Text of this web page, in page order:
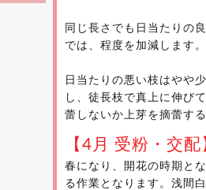
同じ長さでも日当たりの
では、程度を加減します。
日当たりの悪い枝はやや
し、徒長枝で真上に伸び
蕾しないか上芽を摘蕾す
【4月 受粉・交配
春になり、開花の時期と
る作業となります。浅間